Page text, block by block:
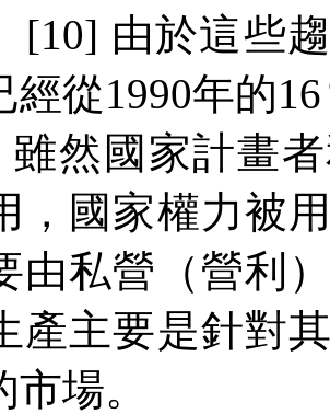
[10] 由於這些
經從1990年的16
雖然國家計畫
，國家權力被
由私營（營利
產主要是針對
場。